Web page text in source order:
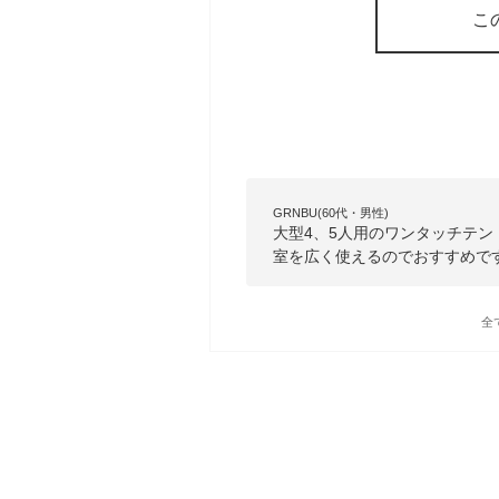
こ
GRNBU(60代・男性)
大型4、5人用のワンタッチテ
室を広く使えるのでおすすめで
全